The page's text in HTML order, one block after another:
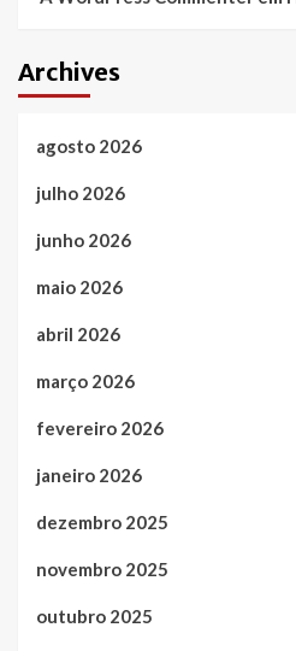
Archives
agosto 2026
julho 2026
junho 2026
maio 2026
abril 2026
março 2026
fevereiro 2026
janeiro 2026
dezembro 2025
novembro 2025
outubro 2025